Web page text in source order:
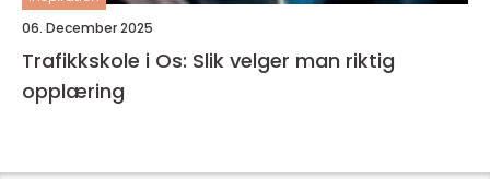
06. December 2025
Trafikkskole i Os: Slik velger man riktig
opplæring